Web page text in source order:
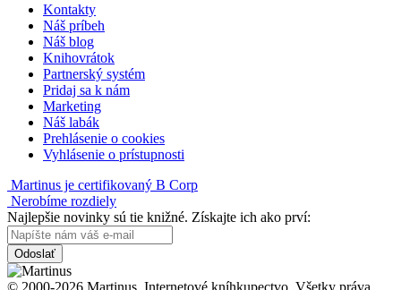
Kontakty
Náš príbeh
Náš blog
Knihovrátok
Partnerský systém
Pridaj sa k nám
Marketing
Náš labák
Prehlásenie o cookies
Vyhlásenie o prístupnosti
Martinus je certifikovaný B Corp
Nerobíme rozdiely
Najlepšie novinky sú tie knižné. Získajte ich ako prví:
Odoslať
© 2000-2026 Martinus. Internetové kníhkupectvo. Všetky práva